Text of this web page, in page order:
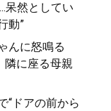
呆然としてい
動”
んに怒鳴る
隣に座る母親
“ドアの前から